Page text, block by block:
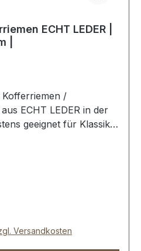
ECHT LEDER |
|
/
ECHT LEDER in der
geeignet für Klassik-
mit Schnalle und
Diese
auftragsbezogen
Versandkosten